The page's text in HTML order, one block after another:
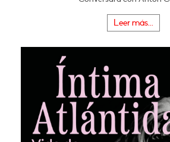
Leer más...